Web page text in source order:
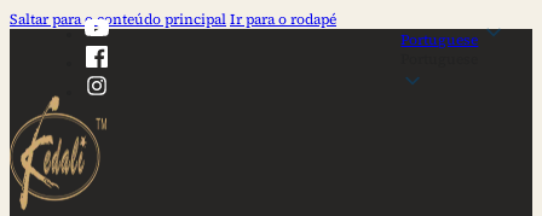
Saltar para o conteúdo principalIr para o rodapé
Portuguese